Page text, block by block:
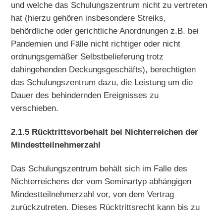
und welche das Schulungszentrum nicht zu vertreten
hat (hierzu gehören insbesondere Streiks,
behördliche oder gerichtliche Anordnungen z.B. bei
Pandemien und Fälle nicht richtiger oder nicht
ordnungsgemäßer Selbstbelieferung trotz
dahingehenden Deckungsgeschäfts), berechtigten
das Schulungszentrum dazu, die Leistung um die
Dauer des behindernden Ereignisses zu
verschieben.
2.1.5 Rücktrittsvorbehalt bei Nichterreichen der
Mindestteilnehmerzahl
Das Schulungszentrum behält sich im Falle des
Nichterreichens der vom Seminartyp abhängigen
Mindestteilnehmerzahl vor, von dem Vertrag
zurückzutreten. Dieses Rücktrittsrecht kann bis zu